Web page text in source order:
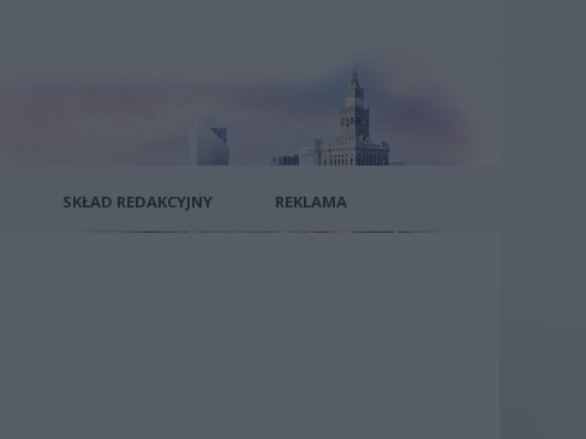
SKŁAD REDAKCYJNY REKLAMA